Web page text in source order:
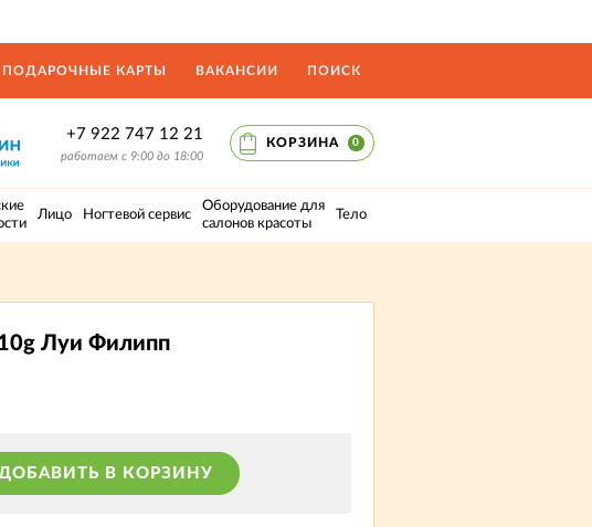
ПОДАРОЧНЫЕ КАРТЫ ВАКАНСИИ ПОИСК
+7 922 747 12 21
работаем с 9:00 до 18:00
КОРЗИНА 0
Лицо Ногтевой сервис
Оборудование для
салонов красоты
Тело
Луи Филипп
В КОРЗИНУ